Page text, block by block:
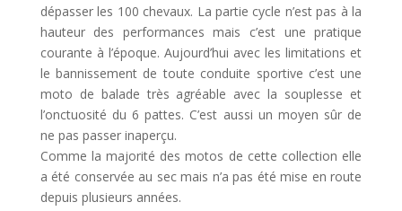
dépasser les 100 chevaux. La partie cycle n’est pas à la
hauteur des performances mais c’est une pratique
courante à l’époque. Aujourd’hui avec les limitations et
le bannissement de toute conduite sportive c’est une
moto de balade très agréable avec la souplesse et
l’onctuosité du 6 pattes. C’est aussi un moyen sûr de
ne pas passer inaperçu.
Comme la majorité des motos de cette collection elle
a été conservée au sec mais n’a pas été mise en route
depuis plusieurs années.